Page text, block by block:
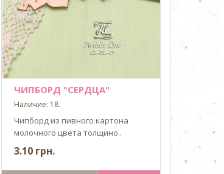
ЧИПБОРД "СЕРДЦА"
Наличие: 18.
Чипборд из пивного картона
молочного цвета толщино..
3.10 грн.